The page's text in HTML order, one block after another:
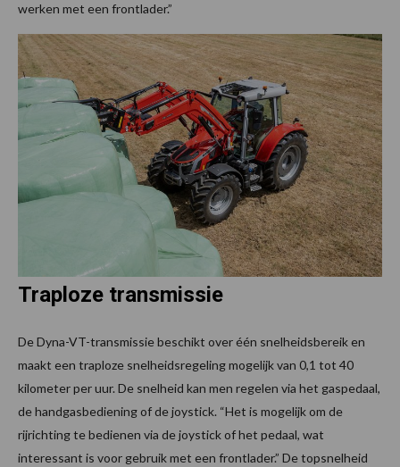
werken met een frontlader.”
Traploze transmissie
De Dyna-VT-transmissie beschikt over één snelheidsbereik en
maakt een traploze snelheidsregeling mogelijk van 0,1 tot 40
kilometer per uur. De snelheid kan men regelen via het gaspedaal,
de handgasbediening of de joystick. “Het is mogelijk om de
rijrichting te bedienen via de joystick of het pedaal, wat
interessant is voor gebruik met een frontlader.” De topsnelheid